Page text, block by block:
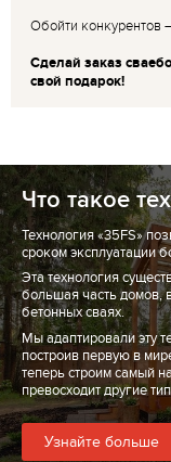
Обойти конкурентов
Сделай заказ
свой подарок!
Что такое
Технология «35FS»
сроком эксплуатации
Эта технология
большая часть домов,
бетонных сваях.
Мы адаптировали эту
построив первую в
теперь строим самый
превосходит другие
Узнайте больше